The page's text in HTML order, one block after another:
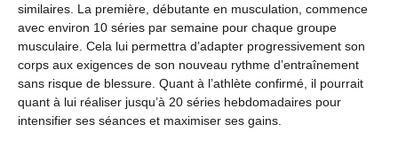
similaires. La première, débutante en musculation, commence
avec environ 10 séries par semaine pour chaque groupe
musculaire. Cela lui permettra d’adapter progressivement son
corps aux exigences de son nouveau rythme d’entraînement
sans risque de blessure. Quant à l’athlète confirmé, il pourrait
quant à lui réaliser jusqu’à 20 séries hebdomadaires pour
intensifier ses séances et maximiser ses gains.